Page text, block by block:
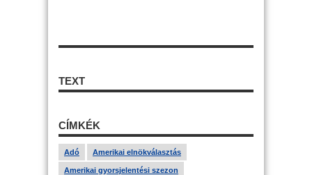
TEXT
CÍMKÉK
Adó Amerikai elnökválasztás
Amerikai gyorsjelentési szezon